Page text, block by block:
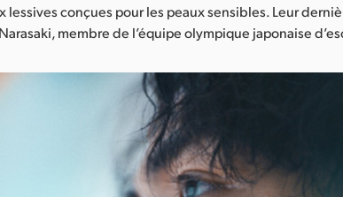
lessives conçues pour les peaux sensibles. Leur
membre de l’équipe olympique japonaise